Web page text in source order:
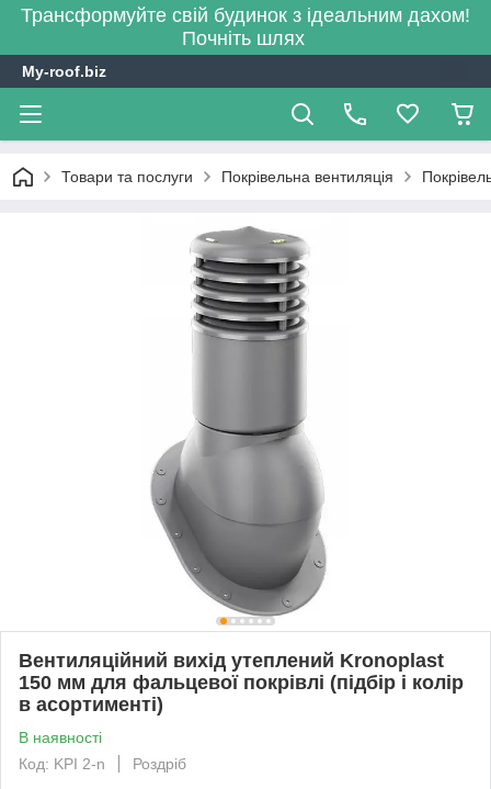
Трансформуйте свій будинок з ідеальним дахом!
Почніть шлях
My-roof.biz
Товари та послуги Покрівельна вентиляція
Вентиляційний вихід утеплений Kronoplast
150 мм для фальцевої покрівлі (підбір і колір
в асортименті)
В наявності
Код: KPI 2-n
Роздріб